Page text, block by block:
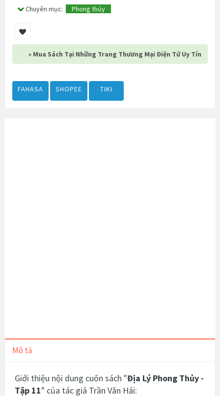
Chuyên mục: Phong thủy
» Mua Sách Tại Những Trang Thương Mại Điện Tử Uy Tín
FAHASA SHOPEE TIKI
Mô tả
Giới thiệu nội dung cuốn sách "Địa Lý Phong Thủy -
Tập 11" của tác giả Trần Văn Hải: